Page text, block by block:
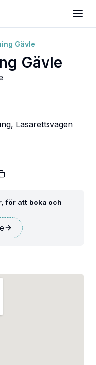
Gävle
Gävle
Lasarettsvägen
för att boka och